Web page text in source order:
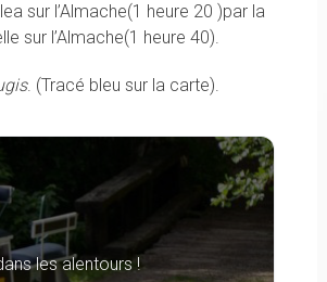
sur l’Almache(1 heure 20 )par la
sur l’Almache(1 heure 40).
. (Tracé bleu sur la carte).
les alentours !